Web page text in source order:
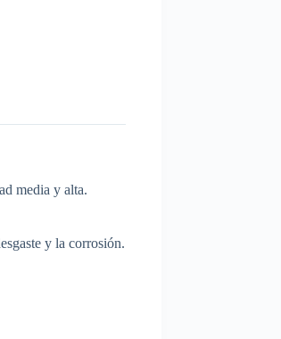
media y alta.
y la corrosión.